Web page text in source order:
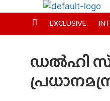
EXCLUSIVE
ഡല്‍ഹി